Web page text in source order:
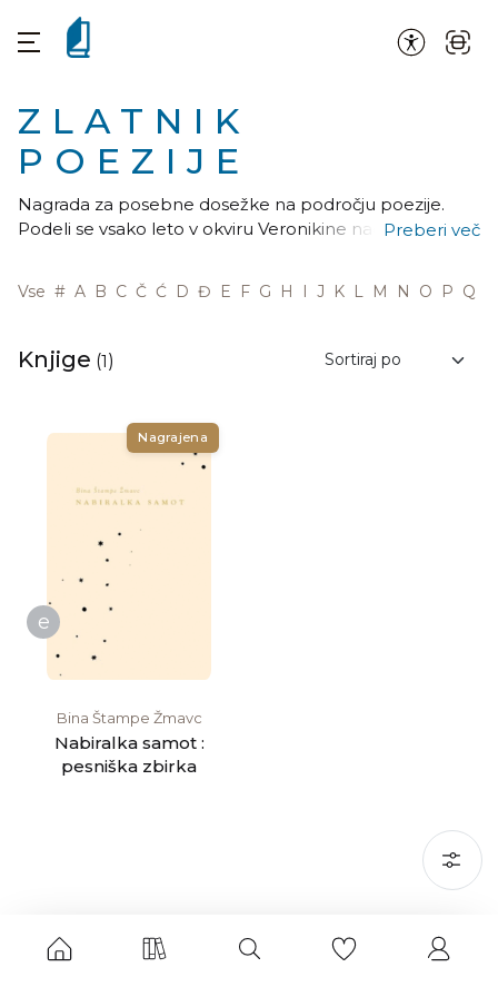
ZLATNIK
POEZIJE
Nagrada za posebne dosežke na področju poezije.
Podeli se vsako leto v okviru Veronikine nagrade.
»Zlatnik poezije pesniku, ki je s svojim življenjskim
opusom neizbrisljivo vplival na žlahtnost slovenske
Preberi več
Vse # A B C Č Ć D Đ E F G H I J K L M N O P Q
Knjige (1)
Nagrajena
e
Bina Štampe Žmavc
Nabiralka samot :
pesniška zbirka